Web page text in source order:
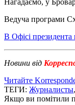
Ведуча програми
В Офісі
Новини від
Читайте
ТЕГИ: Журналисты,
Якщо ви помітили